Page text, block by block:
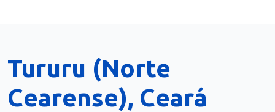
Tururu (Norte
Cearense), Ceará